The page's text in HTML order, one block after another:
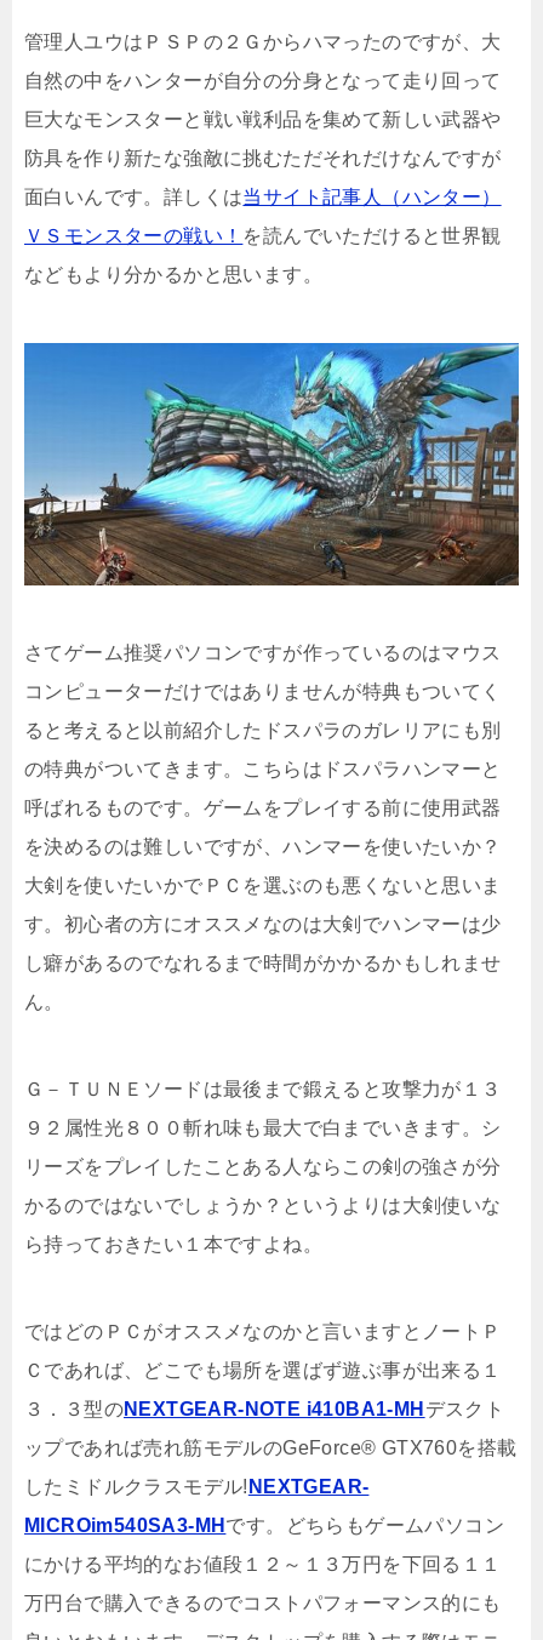
管理人ユウはＰＳＰの２Ｇからハマったのですが、大
自然の中をハンターが自分の分身となって走り回って
巨大なモンスターと戦い戦利品を集めて新しい武器や
防具を作り新たな強敵に挑むただそれだけなんですが
面白いんです。詳しくは当サイト記事人（ハンター）
ＶＳモンスターの戦い！ を読んでいただけると世界観
などもより分かるかと思います。
さてゲーム推奨パソコンですが作っているのはマウス
コンピューターだけではありませんが特典もついてく
ると考えると以前紹介したドスパラのガレリアにも別
の特典がついてきます。こちらはドスパラハンマーと
呼ばれるものです。ゲームをプレイする前に使用武器
を決めるのは難しいですが、ハンマーを使いたいか？
大剣を使いたいかでＰＣを選ぶのも悪くないと思いま
す。初心者の方にオススメなのは大剣でハンマーは少
し癖があるのでなれるまで時間がかかるかもしれませ
ん。
Ｇ－ＴＵＮＥソードは最後まで鍛えると攻撃力が１３
９２属性光８００斬れ味も最大で白までいきます。シ
リーズをプレイしたことある人ならこの剣の強さが分
かるのではないでしょうか？というよりは大剣使いな
ら持っておきたい１本ですよね。
ではどのＰＣがオススメなのかと言いますとノートＰ
Ｃであれば、どこでも場所を選ばず遊ぶ事が出来る１
３．３型のNEXTGEAR-NOTE i410BA1-MH デスクト
ップであれば売れ筋モデルのGeForce® GTX760を搭載
したミドルクラスモデル! NEXTGEAR-
MICROim540SA3-MH です。どちらもゲームパソコン
にかける平均的なお値段１２～１３万円を下回る１１
万円台で購入できるのでコストパフォーマンス的にも